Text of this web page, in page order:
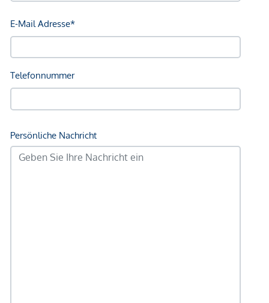
stilvollen Betten und einer geschmackvollen Dekoration.
höchstem Niveau.Einfach einziehen und sofort
wohlfühlen – Ihr neues Zuhause ist bereits perfekt für Sie
eingerichtet!
Bei den angeführten Preisen handelt es sich um
Anfrage